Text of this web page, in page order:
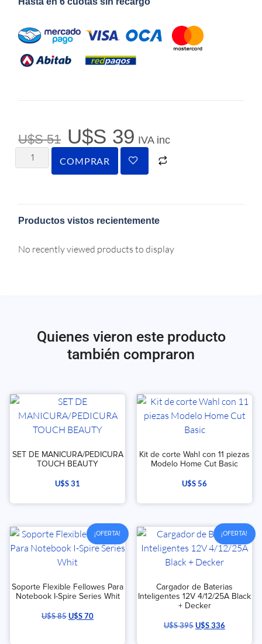
U$S51 U$S 39 IVA inc
COMPRAR
Productos vistos recientemente
No recently viewed products to display
Quienes vieron este producto
también compraron
SET DE MANICURA/PEDICURA
TOUCH BEAUTY
U$S31
Kit de corte Wahl con 11 piezas
Modelo Home Cut Basic
U$S56
¡OFERTA!
Soporte Flexible Fellowes Para
Notebook I-Spire Series Whit
U$S85U$S70
¡OFERTA!
Cargador de Baterias
Inteligentes 12V 4/12/25A Black
+ Decker
U$S395U$S336